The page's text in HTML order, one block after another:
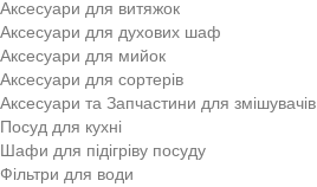
Аксесуари для витяжок
Аксесуари для духових шаф
Аксесуари для мийок
Аксесуари для сортерів
Аксесуари та Запчастини для змішувачів
Посуд для кухні
Шафи для підігріву посуду
Фільтри для води